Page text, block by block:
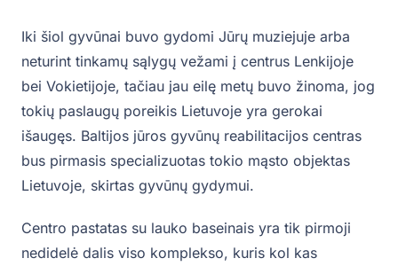
Iki šiol gyvūnai buvo gydomi Jūrų muziejuje arba
neturint tinkamų sąlygų vežami į centrus Lenkijoje
bei Vokietijoje, tačiau jau eilę metų buvo žinoma, jog
tokių paslaugų poreikis Lietuvoje yra gerokai
išaugęs. Baltijos jūros gyvūnų reabilitacijos centras
bus pirmasis specializuotas tokio mąsto objektas
Lietuvoje, skirtas gyvūnų gydymui.
Centro pastatas su lauko baseinais yra tik pirmoji
nedidelė dalis viso komplekso, kuris kol kas